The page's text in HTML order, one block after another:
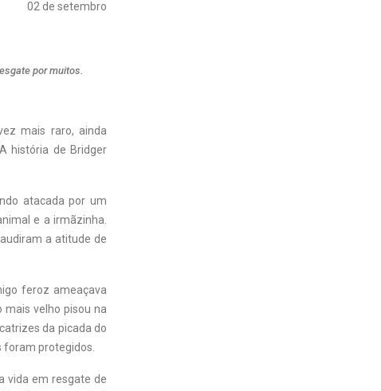
02 de setembro
por muitos.
mais raro, ainda
história de Bridger
atacada por um
e a irmãzinha.
a atitude de
feroz ameaçava
mais velho pisou na
da picada do
foram protegidos.
vida em resgate de